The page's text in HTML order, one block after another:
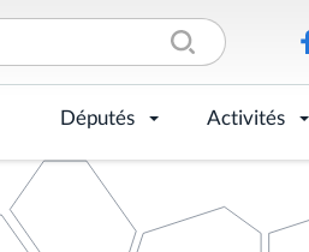
Députés Activités